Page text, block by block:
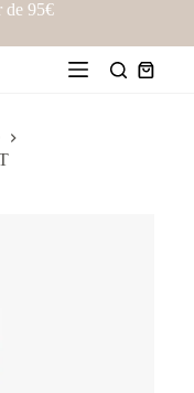
de 95€